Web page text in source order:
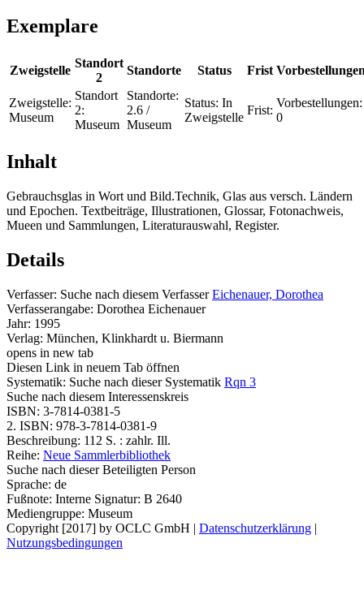
Exemplare
Zweigstelle
Standort
2
Standorte Status Frist
Zweigstelle:
Museum
Standort
2:
Museum
Standorte:
2.6 /
Museum
Status: In
Zweigstelle
Frist:
Vorbestellungen:
0
Inhalt
Gebrauchsglas in Wort und Bild.Technik, Glas aus versch. Ländern
und Epochen. Textbeiträge, Illustrationen, Glossar, Fotonachweis,
Mueen und Sammlungen, Literaturauswahl, Register.
Details
Verfasser: Suche nach diesem Verfasser Eichenauer, Dorothea
Verfasserangabe: Dorothea Eichenauer
Jahr: 1995
Verlag: München, Klinkhardt u. Biermann
opens in new tab
Diesen Link in neuem Tab öffnen
Systematik: Suche nach dieser Systematik Rqn 3
Suche nach diesem Interessenskreis
ISBN: 3-7814-0381-5
2. ISBN: 978-3-7814-0381-9
Beschreibung: 112 S. : zahlr. Ill.
Reihe: Neue Sammlerbibliothek
Suche nach dieser Beteiligten Person
Sprache: de
Fußnote: Interne Signatur: B 2640
Mediengruppe: Museum
Copyright [2017] by OCLC GmbH | Datenschutzerklärung |
Nutzungsbedingungen